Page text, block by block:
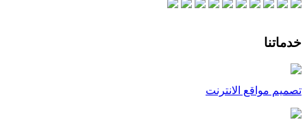
خدماتنا
تصميم مواقع الانترنت